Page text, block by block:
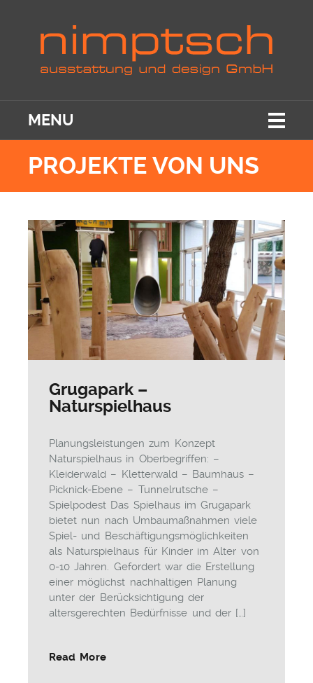
MENU
PROJEKTE VON UNS
Grugapark –
Naturspielhaus
Planungsleistungen zum Konzept
Naturspielhaus in Oberbegriffen: –
Kleiderwald – Kletterwald – Baumhaus –
Picknick-Ebene – Tunnelrutsche –
Spielpodest Das Spielhaus im Grugapark
bietet nun nach Umbaumaßnahmen viele
Spiel- und Beschäftigungsmöglichkeiten
als Naturspielhaus für Kinder im Alter von
0-10 Jahren. Gefordert war die Erstellung
einer möglichst nachhaltigen Planung
unter der Berücksichtigung der
altersgerechten Bedürfnisse und der […]
Read More